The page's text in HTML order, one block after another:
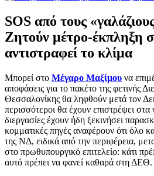
SOS από τους
Ζητούν μέτρο-έκπληξη
αντιστραφεί το κλίμα
Μπορεί στο Μέγαρο Μαξίμου να
αποφάσεις για το πακέτο της φετινής
Θεσσαλονίκης θα ληφθούν μετά τον
περισσότεροι θα έχουν επιστρέψει
διεργασίες έχουν ήδη ξεκινήσει
κομματικές πηγές αναφέρουν ότι όλο
της ΝΔ, ειδικά από την περιφέρεια,
στο πρωθυπουργικό επιτελείο: κάτι
αυτό πρέπει να φανεί καθαρά στη ΔΕΘ.